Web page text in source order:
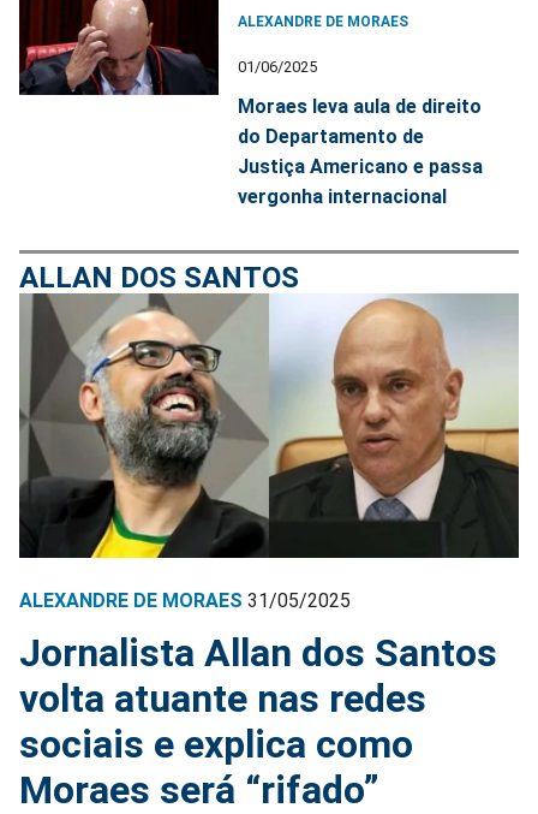
ALEXANDRE DE MORAES
01/06/2025
Moraes leva aula de direito
do Departamento de
Justiça Americano e passa
vergonha internacional
ALLAN DOS SANTOS
ALEXANDRE DE MORAES 31/05/2025
Jornalista Allan dos Santos
volta atuante nas redes
sociais e explica como
Moraes será “rifado”